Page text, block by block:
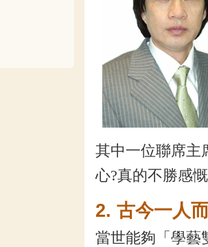
其中一位聯席主
心?真的不勝感
2. 古今一人
當世能夠「學藝